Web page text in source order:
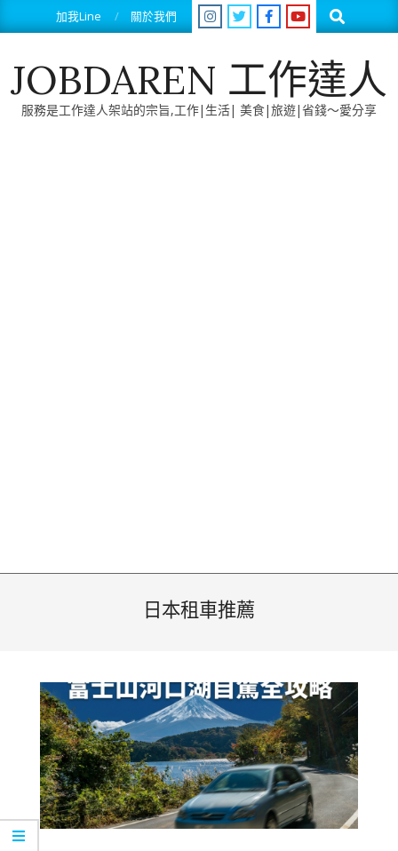
to
加我Line 關於我們 Search
JOBDAREN 工作達人
服務是工作達人架站的宗旨,工作|生活| 美食|旅遊|省錢～愛分享
日本租車推薦